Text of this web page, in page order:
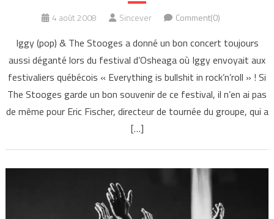
4 août 2008 Sincever Comment(0)
Iggy (pop) & The Stooges a donné un bon concert toujours
aussi déganté lors du festival d’Osheaga où Iggy envoyait aux
festivaliers québécois « Everything is bullshit in rock’n’roll » ! Si
The Stooges garde un bon souvenir de ce festival, il n’en ai pas
de même pour Eric Fischer, directeur de tournée du groupe, qui a
[…]